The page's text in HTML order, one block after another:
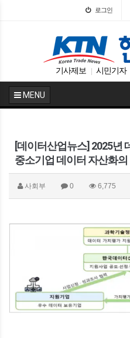
로그인
기사제보 시민기자
MENU
[데이터산업뉴스] 2025년
중소기업 데이터 자산화의
사회부 0 6,775